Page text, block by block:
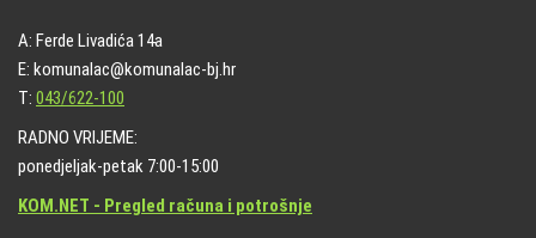
A: Ferde Livadića 14a
E: komunalac@komunalac-bj.hr
T: 043/622-100
RADNO VRIJEME:
ponedjeljak-petak 7:00-15:00
KOM.NET - Pregled računa i potrošnje